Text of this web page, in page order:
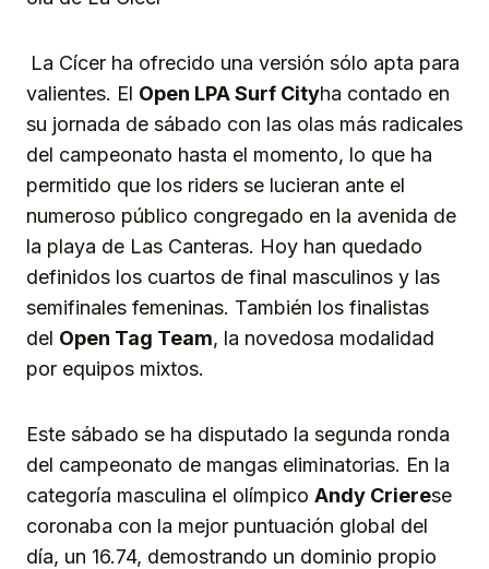
La Cícer ha ofrecido una versión sólo apta para
valientes. El Open LPA Surf Cityha contado en
su jornada de sábado con las olas más radicales
del campeonato hasta el momento, lo que ha
permitido que los riders se lucieran ante el
numeroso público congregado en la avenida de
la playa de Las Canteras. Hoy han quedado
definidos los cuartos de final masculinos y las
semifinales femeninas. También los finalistas
del Open Tag Team, la novedosa modalidad
por equipos mixtos.
Este sábado se ha disputado la segunda ronda
del campeonato de mangas eliminatorias. En la
categoría masculina el olímpico Andy Crierese
coronaba con la mejor puntuación global del
día, un 16.74, demostrando un dominio propio